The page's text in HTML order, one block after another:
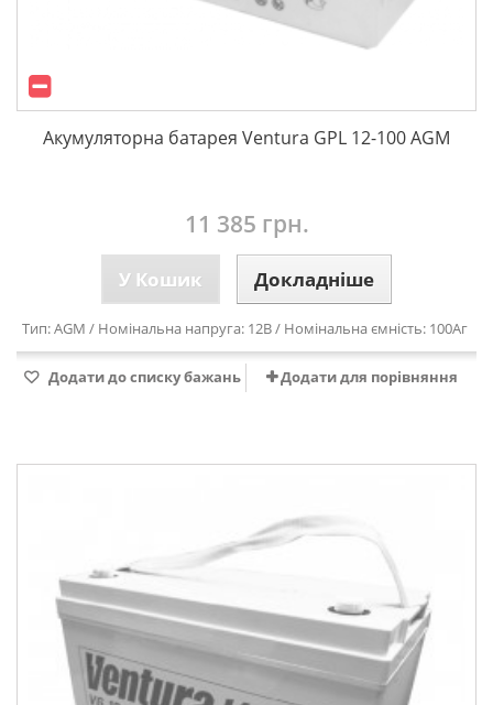
Акумуляторна батарея Ventura GPL 12-100 AGM
11 385 грн.
У Кошик Докладніше
Тип: AGM / Номінальна напруга: 12В / Номінальна ємність: 100Аг
Додати до списку бажань Додати для порівняння